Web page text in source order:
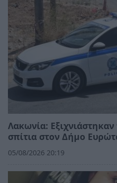
Λακωνία:
σπίτια στον Δήμο
05/08/2026 20:19